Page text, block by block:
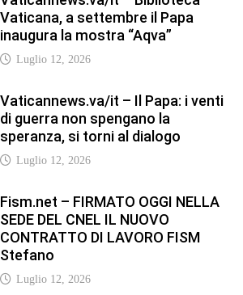
Luglio 12, 2026
ai neods26 Staff Admin – Questo
articolo è apparso per la prima volta su
Anp.it
Luglio 12, 2026